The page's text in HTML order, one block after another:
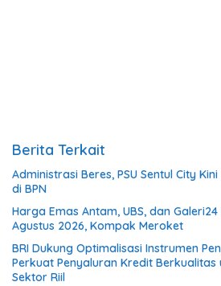
Berita Terkait
Administrasi Beres, PSU Sentul City
di BPN
Harga Emas Antam, UBS, dan
Agustus 2026, Kompak Meroket
BRI Dukung Optimalisasi Instrumen
Perkuat Penyaluran Kredit
Sektor Riil